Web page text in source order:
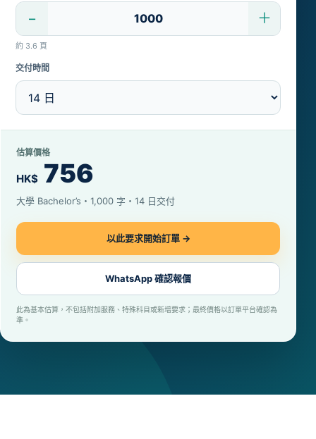
− ＋
約 3.6 頁
交付時間
估算價格
HK$ 756
大學 Bachelor’s・1,000 字・14 日交付
以此要求開始訂單 →
WhatsApp 確認報價
此為基本估算，不包括附加服務、特殊科目或新增要求；最終價格以訂單平台確認為
準。